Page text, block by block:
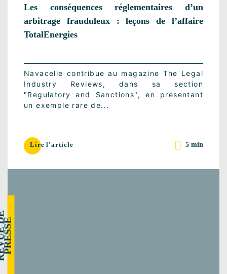
Les conséquences réglementaires d’un
arbitrage frauduleux : leçons de l’affaire
TotalEnergies
Navacelle contribue au magazine The Legal
Industry Reviews, dans sa section
"Regulatory and Sanctions", en présentant
un exemple rare de...
Lire l'article 5 min
D
E